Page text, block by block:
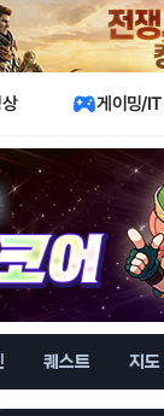
게이밍/IT
퀘스트 지도